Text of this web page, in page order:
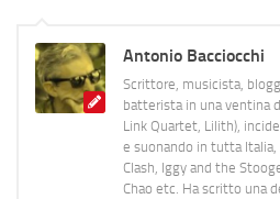
Antonio Bacciocchi
Scrittore, musicista,
batterista in una ventina
Link Quartet, Lilith),
e suonando in tutta Italia,
Clash, Iggy and the
Chao etc. Ha scritto una